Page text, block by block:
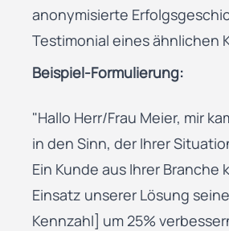
anonymisierte
Testimonial eines ähnlichen
Beispiel-Formulierung:
"Hallo Herr/Frau Meier, mir
in den Sinn, der Ihrer
Ein Kunde aus Ihrer
Einsatz unserer Lösung
Kennzahl] um 25%